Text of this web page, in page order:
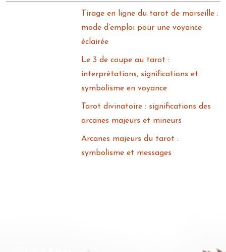
Tirage en ligne du tarot de marseille :
mode d’emploi pour une voyance
éclairée
Le 3 de coupe au tarot :
interprétations, significations et
symbolisme en voyance
Tarot divinatoire : significations des
arcanes majeurs et mineurs
Arcanes majeurs du tarot :
symbolisme et messages